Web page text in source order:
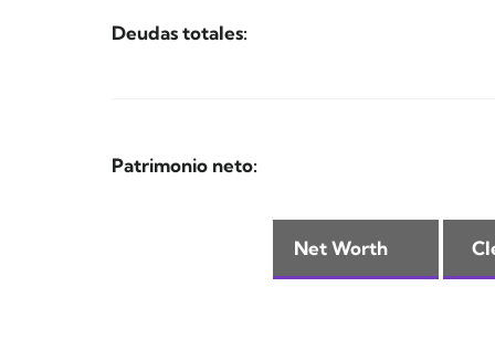
Deudas totales:
Patrimonio neto: